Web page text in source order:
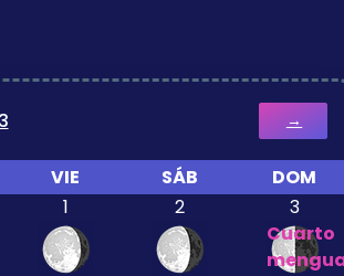
→
VIE SÁB
DOM
1
2
3
Cuarto